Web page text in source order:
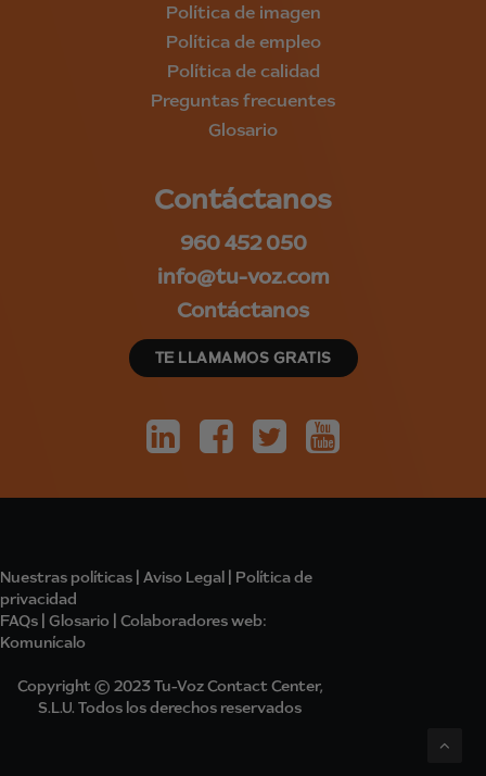
Política de imagen
Política de empleo
Política de calidad
Preguntas frecuentes
Glosario
Contáctanos
960 452 050
info@tu-voz.com
Contáctanos
TE LLAMAMOS GRATIS
Nuestras políticas | Aviso Legal | Política de
privacidad
FAQs | Glosario | Colaboradoresweb:
Komunícalo
Copyright © 2023 Tu-Voz Contact Center,
S.L.U. Todos los derechos reservados